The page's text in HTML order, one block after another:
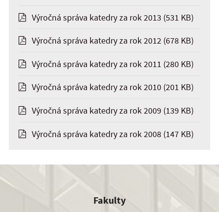
Výročná správa katedry za rok 2013 (531 KB)
Výročná správa katedry za rok 2012 (678 KB)
Výročná správa katedry za rok 2011 (280 KB)
Výročná správa katedry za rok 2010 (201 KB)
Výročná správa katedry za rok 2009 (139 KB)
Výročná správa katedry za rok 2008 (147 KB)
Fakulty